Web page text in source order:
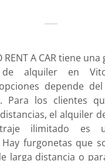
RENT A CAR tiene
de alquiler en
depende
Para los clientes
el alquiler
ilimitado es
furgonetas que
larga distancia o